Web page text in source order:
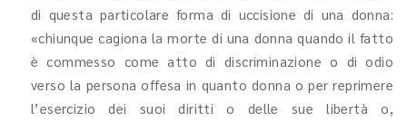
di questa particolare forma di uccisione di una donna:
«chiunque cagiona la morte di una donna quando il fatto
è commesso come atto di discriminazione o di odio
verso la persona offesa in quanto donna o per reprimere
l’esercizio dei suoi diritti o delle sue libertà o,